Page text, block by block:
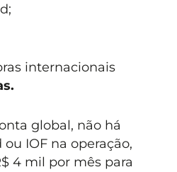
internacionais
global, não há
IOF na operação,
4 mil por mês para